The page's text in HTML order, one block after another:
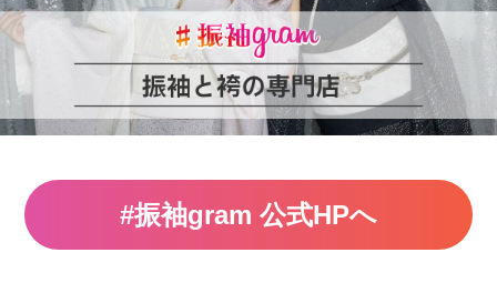
#振袖gram 公式HPへ